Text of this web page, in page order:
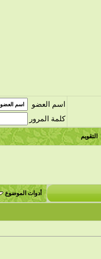
اسم العضو
كلمة المرور
التقويم
أدوات الموضوع